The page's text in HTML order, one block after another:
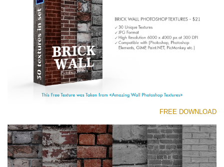
Free Photoshop Texture #2 Small 800*533px
تنزيل مجاني
FREE DOWNLOAD